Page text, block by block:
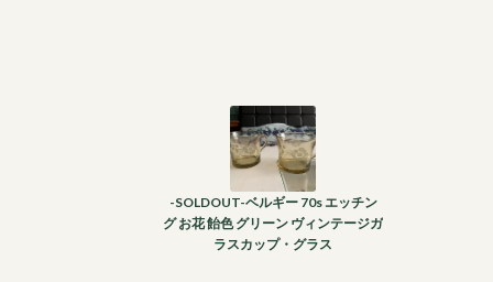
-SOLDOUT-ベルギー 70s エッチン
グ お花 飴色 グリーン ヴィンテージガ
ラスカップ・グラス